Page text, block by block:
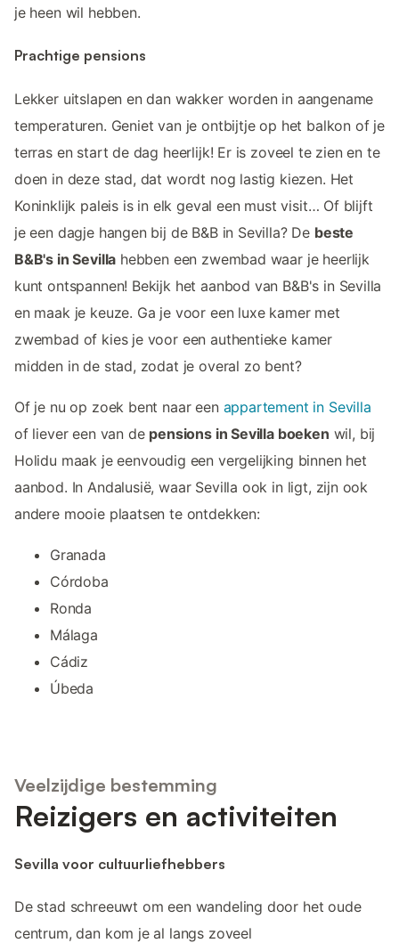
je heen wil hebben.
Prachtige pensions
Lekker uitslapen en dan wakker worden in aangename
temperaturen. Geniet van je ontbijtje op het balkon of je
terras en start de dag heerlijk! Er is zoveel te zien en te
doen in deze stad, dat wordt nog lastig kiezen. Het
Koninklijk paleis is in elk geval een must visit… Of blijft
je een dagje hangen bij de B&B in Sevilla? De beste
B&B's in Sevilla hebben een zwembad waar je heerlijk
kunt ontspannen! Bekijk het aanbod van B&B's in Sevilla
en maak je keuze. Ga je voor een luxe kamer met
zwembad of kies je voor een authentieke kamer
midden in de stad, zodat je overal zo bent?
Of je nu op zoek bent naar een appartement in Sevilla
of liever een van de pensions in Sevilla boeken wil, bij
Holidu maak je eenvoudig een vergelijking binnen het
aanbod. In Andalusië, waar Sevilla ook in ligt, zijn ook
andere mooie plaatsen te ontdekken:
Granada
Córdoba
Ronda
Málaga
Cádiz
Úbeda
Veelzijdige bestemming
Reizigers en activiteiten
Sevilla voor cultuurliefhebbers
De stad schreeuwt om een wandeling door het oude
centrum, dan kom je al langs zoveel